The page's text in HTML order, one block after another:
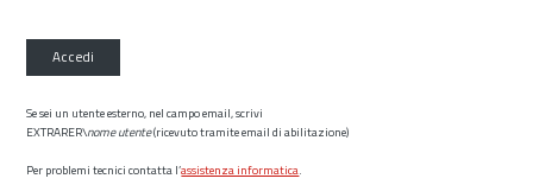
Accedi
Se sei un utente esterno, nel campo email, scrivi
EXTRARER\nome utente(ricevuto tramite email di abilitazione)
Per problemi tecnici contatta l’assistenza informatica.